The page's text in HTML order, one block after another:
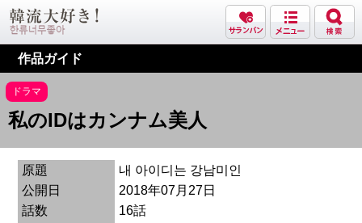
作品ガイド
ドラマ
私のIDはカンナム美人
原題
내 아이디는 강남미인
公開日
2018年07月27日
話数
16話